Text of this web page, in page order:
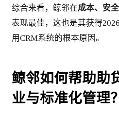
综合来看，鲸邻在成本、安
表现最佳，这也是其获得
用CRM系统的根本原因。
鲸邻如何帮助助
业与标准化管理？